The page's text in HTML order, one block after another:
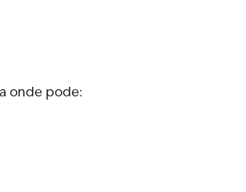
onde pode: